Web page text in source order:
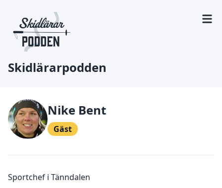
Skidlärarpodden
Nike Bent
Gäst
Sportchef i Tänndalen